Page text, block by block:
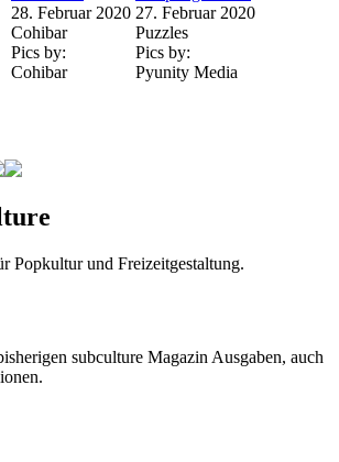
28. Februar 2020
Cohibar
Pics by:
Cohibar
27. Februar 2020
Puzzles
Pics by:
Pyunity Media
Popkultur und Freizeitgestaltung.
subculture Magazin Ausgaben, auch